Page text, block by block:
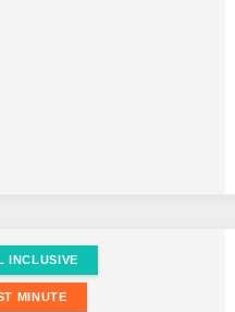
INCLUSIVE
MINUTE